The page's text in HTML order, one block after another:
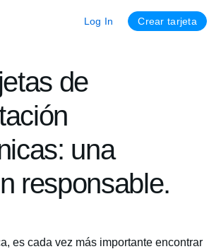
Log In Crear tarjeta
de
una
responsable.
es cada vez más importante encontrar